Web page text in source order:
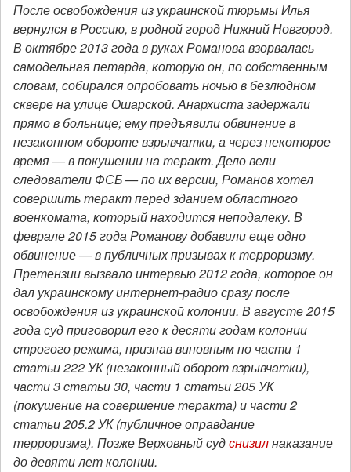
После освобождения из украинской тюрьмы Илья
вернулся в Россию, в родной город Нижний Новгород.
В октябре 2013 года в руках Романова взорвалась
самодельная петарда, которую он, по собственным
словам, собирался опробовать ночью в безлюдном
сквере на улице Ошарской.Анархиста задержали
прямо в больнице; ему предъявили обвинение в
незаконном обороте взрывчатки, а через некоторое
время — в покушении на теракт. Дело вели
следователи ФСБ — по их версии, Романов хотел
совершить теракт перед зданием областного
военкомата, который находится неподалеку. В
феврале 2015 года Романовудобавили еще одно
обвинение — в публичных призывах к терроризму.
Претензии вызвало интервью 2012 года, которое он
дал украинскому интернет-радио сразу после
освобождения из украинской колонии. В августе 2015
года суд приговорил его к десяти годам колонии
строгого режима, признав виновным по части 1
статьи 222 УК (незаконный оборот взрывчатки),
части 3 статьи 30, части 1 статьи 205 УК
(покушение на совершение теракта) и части 2
статьи 205.2 УК (публичное оправдание
терроризма). Позже Верховный судснизилнаказание
до девяти лет колонии.